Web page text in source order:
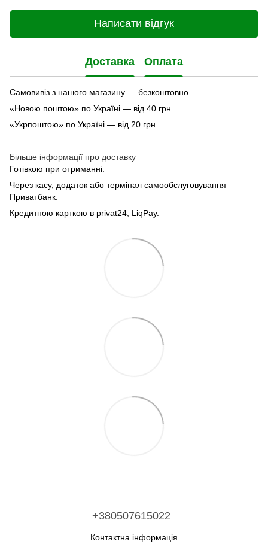
Написати відгук
Доставка Оплата
Самовивіз з нашого магазину — безкоштовно.
«Новою поштою» по Україні — від 40 грн.
«Укрпоштою» по Україні — від 20 грн.
Більше інформації про доставку
Готівкою при отриманні.
Через касу, додаток або термінал самообслуговування
Приватбанк.
Кредитною карткою в privat24, LiqPay.
+380507615022
Контактна інформація